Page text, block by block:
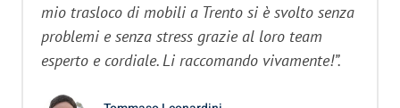
mio trasloco di mobili a Trento si è svolto senza
problemi e senza stress grazie al loro team
esperto e cordiale. Li raccomando vivamente!”.